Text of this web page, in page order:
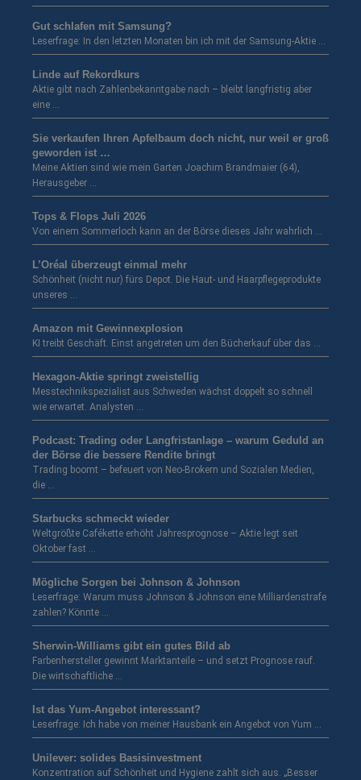
Gut schlafen mit Samsung?
Leserfrage: In den letzten Monaten bin ich mit der Samsung-Aktie …
Linde auf Rekordkurs
Aktie gibt nach Zahlenbekanntgabe nach – bleibt langfristig aber
eine …
Sie verkaufen Ihren Apfelbaum doch nicht, nur weil er groß
geworden ist …
Meine Aktien sind wie mein Garten Joachim Brandmaier (64),
Herausgeber …
Tops & Flops Juli 2026
Von einem Sommerloch kann an der Börse dieses Jahr wahrlich …
L’Oréal überzeugt einmal mehr
Schönheit (nicht nur) fürs Depot. Die Haut- und Haarpflegeprodukte
unseres …
Amazon mit Gewinnexplosion
KI treibt Geschäft. Einst angetreten um den Bücherkauf über das …
Hexagon-Aktie springt zweistellig
Messtechnikspezialist aus Schweden wächst doppelt so schnell
wie erwartet. Analysten …
Podcast: Trading oder Langfristanlage – warum Geduld an
der Börse die bessere Rendite bringt
Trading boomt – befeuert von Neo-Brokern und Sozialen Medien,
die …
Starbucks schmeckt wieder
Weltgrößte Cafékette erhöht Jahresprognose – Aktie legt seit
Oktober fast …
Mögliche Sorgen bei Johnson & Johnson
Leserfrage: Warum muss Johnson & Johnson eine Milliardenstrafe
zahlen? Könnte …
Sherwin-Williams gibt ein gutes Bild ab
Farbenhersteller gewinnt Marktanteile – und setzt Prognose rauf.
Die wirtschaftliche …
Ist das Yum-Angebot interessant?
Leserfrage: Ich habe von meiner Hausbank ein Angebot von Yum …
Unilever: solides Basisinvestment
Konzentration auf Schönheit und Hygiene zahlt sich aus. „Besser